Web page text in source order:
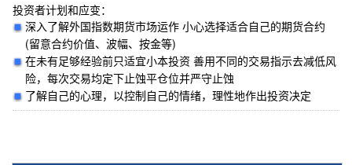
投资者计划和应变：
深入了解外国指数期货市场运作 小心选择适合自己的期货合约
(留意合约价值、波幅、按金等)
在未有足够经验前只适宜小本投资 善用不同的交易指示去减低风
险，每次交易均定下止蚀平仓位并严守止蚀
了解自己的心理，以控制自己的情绪，理性地作出投资决定